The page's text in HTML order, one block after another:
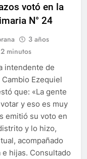
votó en la
N° 24
3 años
2 minutos
intendente de
Ezequiel
que: «La gente
y eso es muy
emitió su voto en
y lo hizo,
acompañado
e hijas. Consultado